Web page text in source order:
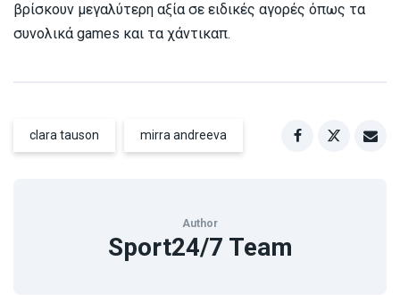
βρίσκουν μεγαλύτερη αξία σε ειδικές αγορές όπως τα
συνολικά games και τα χάντικαπ.
clara tauson mirra andreeva
Author
Sport24/7 Team